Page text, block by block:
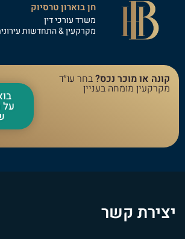
חן בוארון טרסיוק
משרד עורכי דין
מקרקעין & התחדשות
קונה או מוכר נכס?בחר עו״ד
מקרקעין מומחה בעניין
יצירת קשר